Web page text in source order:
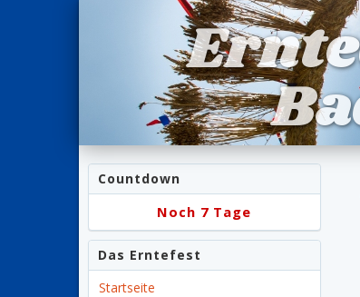
Countdown
Noch 7 Tage
Das Erntefest
Startseite